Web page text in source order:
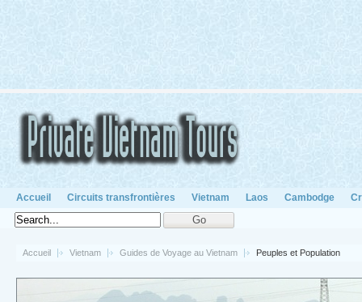
Accueil Circuits transfrontières Vietnam Laos Cambodge
Accueil Vietnam Guides de Voyage au Vietnam Peuples et Population